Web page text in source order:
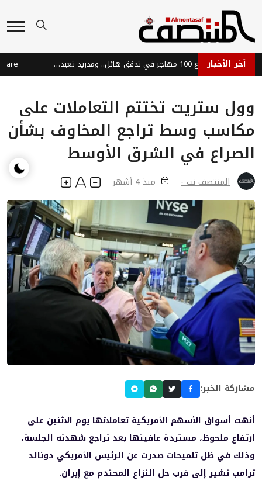
آخر الأخبار سبتة: مصرع 100 مهاجر في تدفق هائل.. ومدريد تعيد 70 ألفاً للمغرب
وول ستريت تختتم التعاملات على
مكاسب وسط تراجع المخاوف بشأن
الصراع في الشرق الأوسط
المنتصف نت - منذ 4 أشهر
مشاركة الخبر:
أنهت أسواق الأسهم الأمريكية تعاملاتها يوم الاثنين على
ارتفاع ملحوظ، مستردة عافيتها بعد تراجع شهدته الجلسة،
وذلك في ظل تلميحات صدرت عن الرئيس الأمريكي دونالد
ترامب تشير إلى قرب حل النزاع المحتدم مع إيران.